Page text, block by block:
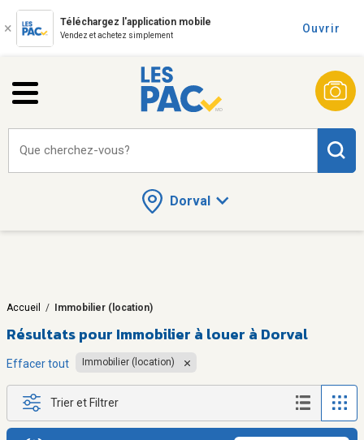
Téléchargez l'application mobile
Vendez et achetez simplement
Ouvrir
Dorval
Que cherchez-vous?
Accueil / Immobilier (location)
Résultats pour Immobilier à louer à Dorval
Effacer tout Immobilier (location)
Trier et Filtrer